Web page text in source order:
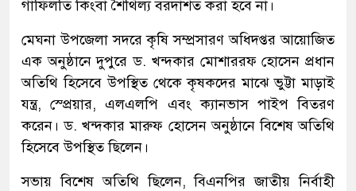
গাফিলতি কিংবা শৈথিল্য বরদাশত করা হবে না।
মেঘনা উপজেলা সদরে কৃষি সম্প্রসারণ অধিদপ্তর আয়োজিত
এক অনুষ্ঠানে দুপুরে ড. খন্দকার মোশাররফ হোসেন প্রধান
অতিথি হিসেবে উপস্থিত থেকে কৃষকদের মাঝে ভুট্টা মাড়াই
যন্ত্র, স্প্রেয়ার, এলএলপি এবং ক্যানভাস পাইপ বিতরণ
করেন। ড. খন্দকার মারুফ হোসেন অনুষ্ঠানে বিশেষ অতিথি
হিসেবে উপস্থিত ছিলেন।
সভায় বিশেষ অতিথি ছিলেন, বিএনপির জাতীয় নির্বাহী